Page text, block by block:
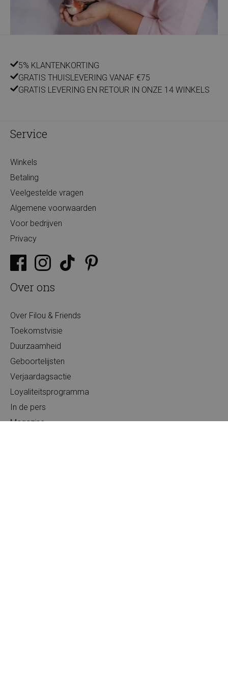
5% KLANTENKORTING
GRATIS THUISLEVERING VANAF €75
GRATIS LEVERING EN RETOUR IN ONZE 14 WINKELS
Service
Winkels
Betaling
Veelgestelde vragen
Algemene voorwaarden
Voor bedrijven
Privacy
Over ons
Over Filou & Friends
Toekomstvisie
Duurzaamheid
Geboortelijsten
Verjaardagsactie
Loyaliteitsprogramma
In de pers
Magazine